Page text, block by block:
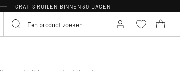
GRATIS RUILEN BINNEN 30 DAGEN